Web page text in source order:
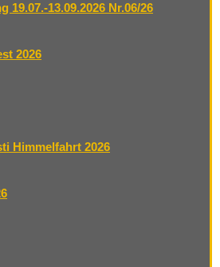
19.07.-13.09.2026 Nr.06/26
2026
Himmelfahrt 2026